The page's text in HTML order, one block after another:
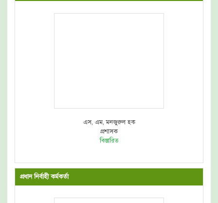
এস, এম, মনজুরুল হক
প্রশাসক
বিস্তারিত
প্রধান নির্বাহী কর্মকর্তা